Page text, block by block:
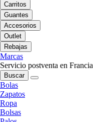
Carritos
Guantes
Accesorios
Outlet
Rebajas
Marcas
Servicio postventa en Francia
Buscar
Bolas
Zapatos
Ropa
Bolsas